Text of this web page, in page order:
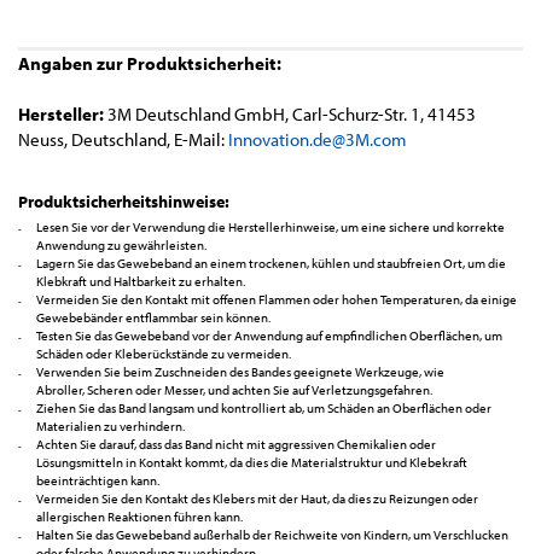
Angaben zur Produktsicherheit:
Hersteller:3M Deutschland GmbH, Carl-Schurz-Str. 1, 41453
Neuss, Deutschland, E-Mail: Innovation.de@3M.com
Produktsicherheitshinweise:
Lesen Sie vor der Verwendung die Herstellerhinweise, um eine sichere und korrekte
Anwendung zu gewährleisten.
Lagern Sie das Gewebeband an einem trockenen, kühlen und staubfreien Ort, um die
Klebkraft und Haltbarkeit zu erhalten.
Vermeiden Sie den Kontakt mit offenen Flammen oder hohen Temperaturen, da einige
Gewebebänder entflammbar sein können.
Testen Sie das Gewebeband vor der Anwendung auf empfindlichen Oberflächen, um
Schäden oder Kleberückstände zu vermeiden.
Verwenden Sie beim Zuschneiden des Bandes geeignete Werkzeuge, wie
Abroller, Scheren oder Messer, und achten Sie auf Verletzungsgefahren.
Ziehen Sie das Band langsam und kontrolliert ab, um Schäden an Oberflächen oder
Materialien zu verhindern.
Achten Sie darauf, dass das Band nicht mit aggressiven Chemikalien oder
Lösungsmitteln in Kontakt kommt, da dies die Materialstruktur und Klebekraft
beeinträchtigen kann.
Vermeiden Sie den Kontakt des Klebers mit der Haut, da dies zu Reizungen oder
allergischen Reaktionen führen kann.
Halten Sie das Gewebeband außerhalb der Reichweite von Kindern, um Verschlucken